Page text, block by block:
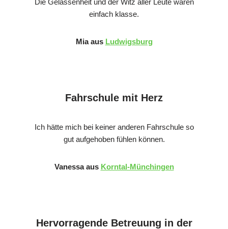
einfach klasse.
Mia aus Ludwigsburg
Fahrschule mit Herz
Ich hätte mich bei keiner anderen Fahrschule so
gut aufgehoben fühlen können.
Vanessa aus Korntal-Münchingen
Hervorragende Betreuung in der